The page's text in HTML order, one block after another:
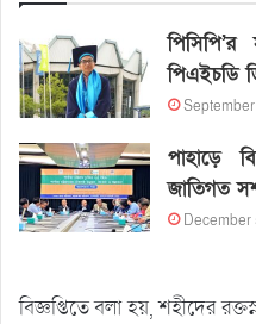
পিএইচডি
পাহাড়ে
জাতিগত
December
বিজ্ঞপ্তিতে বলা হয়, শহীদের